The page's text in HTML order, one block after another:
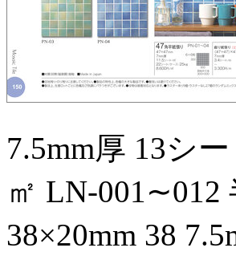
7.5mm厚 13シ
㎡ LN-001∼012
38×20mm 38